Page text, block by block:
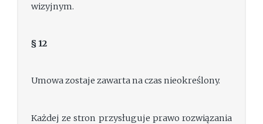
wizyjnym.
§ 12
Umowa zostaje zawarta na czas nieokreślony.
Każdej ze stron przysługuje prawo rozwiązania